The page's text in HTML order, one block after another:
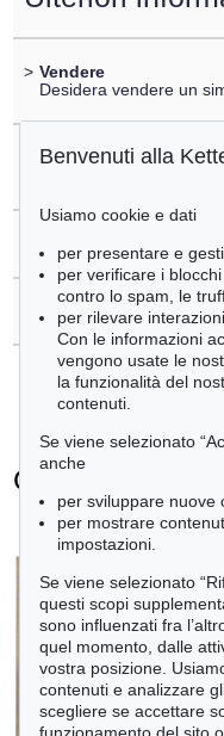
> Vendere
Desidera vendere un
Registrare di
Contattare esperti
Günther
tute le offerte
Benvenuti alla
Usiamo cookie e dati
per presentare e
per verificare i
contro lo spam, le
per rilevare
Con le informazioni
vengono usate le
la funzionalità del
contenuti.
Se viene selezionato
anche
per sviluppare nuove
per mostrare
impostazioni.
Se viene selezionato
questi scopi
sono influenzati fra
quel momento, dalle
vostra posizione.
contenuti e analizzare
scegliere se accettare